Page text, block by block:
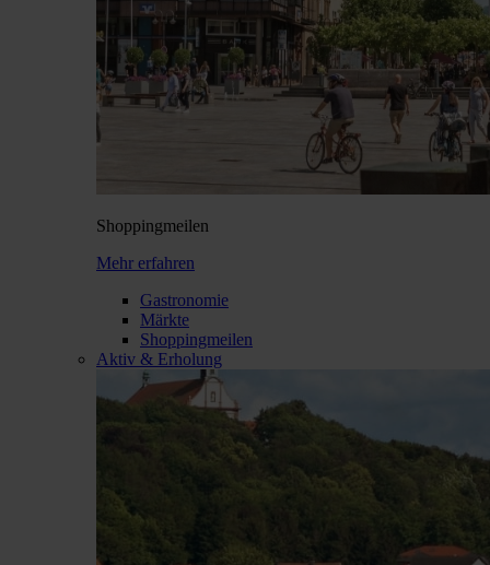
Shopping­meilen
Mehr erfahren
Gastronomie
Märkte
Shoppingmeilen
Aktiv & Erholung